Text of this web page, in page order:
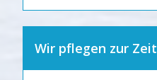
Wir pflegen zur Zeit